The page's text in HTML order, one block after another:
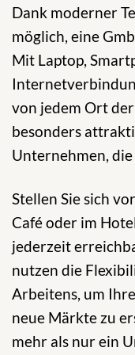
Dank moderner
möglich, eine
Mit Laptop,
von jedem Ort
besonders
Unternehmen,
Stellen Sie sich
Café oder im
jederzeit
nutzen die
Arbeitens, um
neue Märkte zu
mehr als nur ein